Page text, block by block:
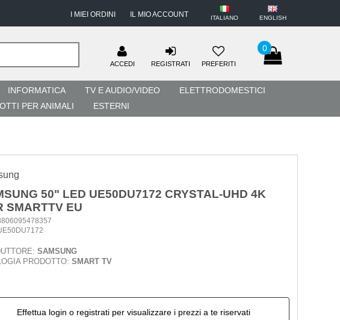
ITALIANO ENGLISH
IL MIO ACCOUNT
I MIEI ORDINI
0
PREFERITI
REGISTRATI
ACCEDI
INFORMATICA TV E AUDIO/VIDEO
ELETTRODOMESTICI
PER ANIMALI ESTERNI
50" LED UE50DU7172 CRYSTAL-UHD 4K
SMARTTV EU
SAMSUNG
PRODOTTO: SMART TV
Effettua login o registrati per visualizzare i prezzi a te riservati